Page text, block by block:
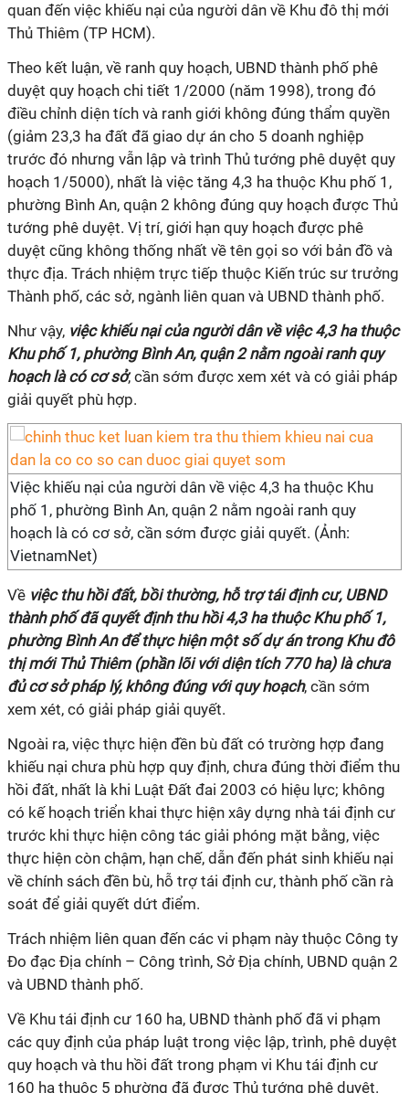
quan đến việc khiếu nại của người dân về Khu đô thị mới
Thủ Thiêm (TP HCM).
Theo kết luận, về ranh quy hoạch, UBND thành phố phê
duyệt quy hoạch chi tiết 1/2000 (năm 1998), trong đó
điều chỉnh diện tích và ranh giới không đúng thẩm quyền
(giảm 23,3 ha đất đã giao dự án cho 5 doanh nghiệp
trước đó nhưng vẫn lập và trình Thủ tướng phê duyệt quy
hoạch 1/5000), nhất là việc tăng 4,3 ha thuộc Khu phố 1,
phường Bình An, quận 2 không đúng quy hoạch được Thủ
tướng phê duyệt. Vị trí, giới hạn quy hoạch được phê
duyệt cũng không thống nhất về tên gọi so với bản đồ và
thực địa. Trách nhiệm trực tiếp thuộc Kiến trúc sư trưởng
Thành phố, các sở, ngành liên quan và UBND thành phố.
Như vậy, việc khiếu nại của người dân về việc 4,3 ha thuộc
Khu phố 1, phường Bình An, quận 2 nằm ngoài ranh quy
hoạch là có cơ sở, cần sớm được xem xét và có giải pháp
giải quyết phù hợp.
Việc khiếu nại của người dân về việc 4,3 ha thuộc Khu
phố 1, phường Bình An, quận 2 nằm ngoài ranh quy
hoạch là có cơ sở, cần sớm được giải quyết. (Ảnh:
VietnamNet)
Về việc thu hồi đất, bồi thường, hỗ trợ tái định cư, UBND
thành phố đã quyết định thu hồi 4,3 ha thuộc Khu phố 1,
phường Bình An để thực hiện một số dự án trong Khu đô
thị mới Thủ Thiêm (phần lõi với diện tích 770 ha) là chưa
đủ cơ sở pháp lý, không đúng với quy hoạch, cần sớm
xem xét, có giải pháp giải quyết.
Ngoài ra, việc thực hiện đền bù đất có trường hợp đang
khiếu nại chưa phù hợp quy định, chưa đúng thời điểm thu
hồi đất, nhất là khi Luật Đất đai 2003 có hiệu lực; không
có kế hoạch triển khai thực hiện xây dựng nhà tái định cư
trước khi thực hiện công tác giải phóng mặt bằng, việc
thực hiện còn chậm, hạn chế, dẫn đến phát sinh khiếu nại
về chính sách đền bù, hỗ trợ tái định cư, thành phố cần rà
soát để giải quyết dứt điểm.
Trách nhiệm liên quan đến các vi phạm này thuộc Công ty
Đo đạc Địa chính – Công trình, Sở Địa chính, UBND quận 2
và UBND thành phố.
Về Khu tái định cư 160 ha, UBND thành phố đã vi phạm
các quy định của pháp luật trong việc lập, trình, phê duyệt
quy hoạch và thu hồi đất trong phạm vi Khu tái định cư
160 ha thuộc 5 phường đã được Thủ tướng phê duyệt.